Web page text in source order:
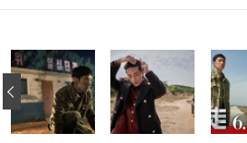
[EdoErgo] オフィスチェ
い 跳ね上げ式アームレ
キング pc 事務椅子 360
ン樹脂ベース 通気性メッ
(黒網+黒枠+黒足)
￥5,699
EIZO ビジネス向けプレ
EV3240X-WT | 31.5型4K
イト
￥105,595
Amazonベーシック ペッ
回使い捨て 無香料 ホワイ
￥3,373
‹